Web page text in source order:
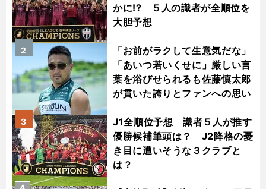
かに!? ５人の識者が全順位を
大胆予想
「お前がラクして生意気だな」
「あいつ若いくせに」厳しい言
葉を浴びせられるも佐藤慎太郎
が貫いた誇りとファンへの思い
2
J1全順位予想 識者５人が推す
優勝候補筆頭は？ J2降格の憂
き目に遭いそうな３クラブと
は？
3